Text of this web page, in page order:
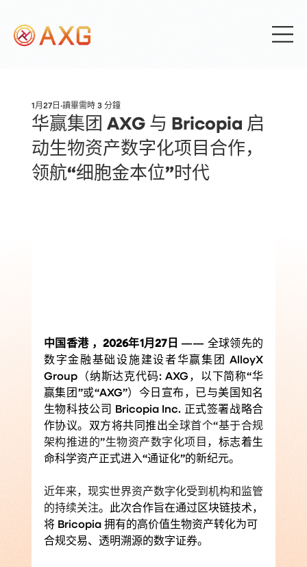
华赢集团 AXG 与 Bricopia 启
动生物资产数字化项目合作，
领航“细胞金本位”时代
1月27日 讀畢需時 3 分鐘
中国香港 ，2026年1月27日 —— 全球领先的
数字金融基础设施建设者华赢集团 AlloyX
Group（纳斯达克代码: AXG，以下简称“华
赢集团”或“AXG”）今日宣布，已与美国知名
生物科技公司 Bricopia Inc. 正式签署战略合
作协议。双方将共同推出全球首个“基于合规
架构推进的”生物资产数字化项目 ，标志着生
命科学资产正式进入“通证化”的新纪元。
近年来，现实世界资产数字化受到机构和监管
的持续关注。此次合作旨在通过区块链技术，
将 Bricopia 拥有的高价值生物资产转化为可
合规交易、透明溯源的数字证券。